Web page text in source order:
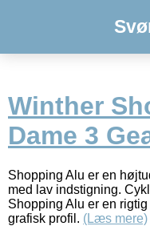
Winther
Dame 3
Shopping Alu er en
med lav indstigning.
Shopping Alu er en
grafisk profil. (Læs mere)